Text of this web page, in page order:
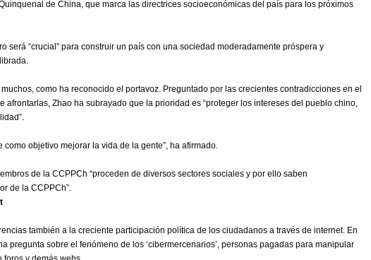
de China, que marca las directrices socioeconómicas del país para los próximos
será “crucial” para construir un país con una sociedad moderadamente próspera y
como ha reconocido el portavoz. Preguntado por las crecientes contradicciones en el
afrontarlas, Zhao ha subrayado que la prioridad es “proteger los intereses del pueblo chino,
objetivo mejorar la vida de la gente”, ha afirmado.
de la CCPPCh “proceden de diversos sectores sociales y por ello saben
de la CCPPCh”.
también a la creciente participación política de los ciudadanos a través de internet. En
pregunta sobre el fenómeno de los ‘cibermercenarios’, personas pagadas para manipular